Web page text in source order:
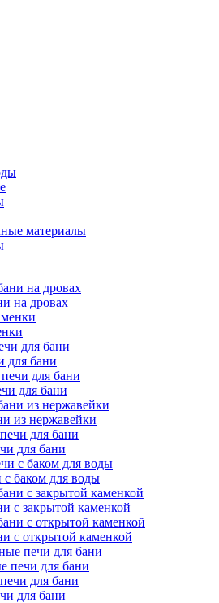
материалы
на дровах
для бани
для бани
из нержавейки
для бани
баком для воды
с закрытой каменкой
с открытой каменкой
печи для бани
для бани